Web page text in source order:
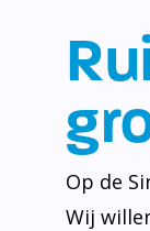
Op de
Wij